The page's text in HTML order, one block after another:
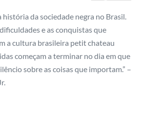
da sociedade negra no Brasil.
e as conquistas que
a cultura brasileira petit chateau
começam a terminar no dia em que
sobre as coisas que importam.” –